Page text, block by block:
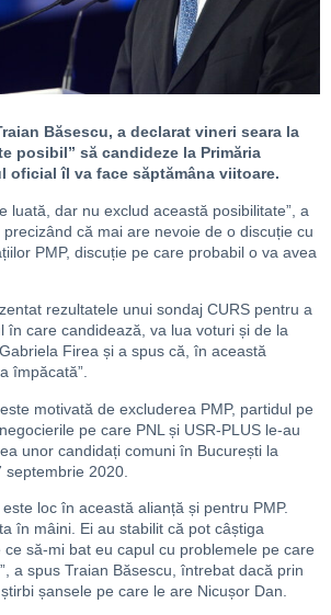
Băsescu, a declarat vineri seara la
posibil” să candideze la Primăria
oficial îl va face săptămâna viitoare.
luată, dar nu exclud această posibilitate”, a
că mai are nevoie de o discuție cu
PMP, discuție pe care probabil o va avea
rezultatele unui sondaj CURS pentru a
în care candidează, va lua voturi și de la
Firea și a spus că, în această
împăcată”.
motivată de excluderea PMP, partidul pe
pe care PNL și USR-PLUS le-au
unor candidați comuni în București la
2020.
este loc în această alianță și pentru PMP.
în mâini. Ei au stabilit că pot câștiga
să-mi bat eu capul cu problemele pe care
a spus Traian Băsescu, întrebat dacă prin
șansele pe care le are Nicușor Dan.